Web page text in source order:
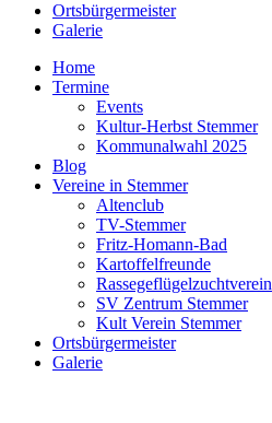
Ortsbürgermeister
Galerie
Home
Termine
Events
Kultur-Herbst Stemmer
Kommunalwahl 2025
Blog
Vereine in Stemmer
Altenclub
TV-Stemmer
Fritz-Homann-Bad
Kartoffelfreunde
Rassegeflügelzuchtverein
SV Zentrum Stemmer
Kult Verein Stemmer
Ortsbürgermeister
Galerie